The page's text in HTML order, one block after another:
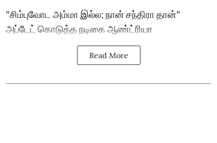
"சிம்புவோட அம்மா இல்ல; நான் சந்திரா தான்"
அப்டேட் கொடுத்த நடிகை ஆண்ட்ரியா
Read More